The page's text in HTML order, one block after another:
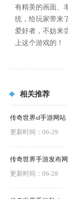
有精美的画面、
统，给玩家带来
爱好者，不妨来
上这个游戏的！
相关推荐
传奇世界sf手游网站
更新时间：06-29
传奇世界手游发布
更新时间：06-28